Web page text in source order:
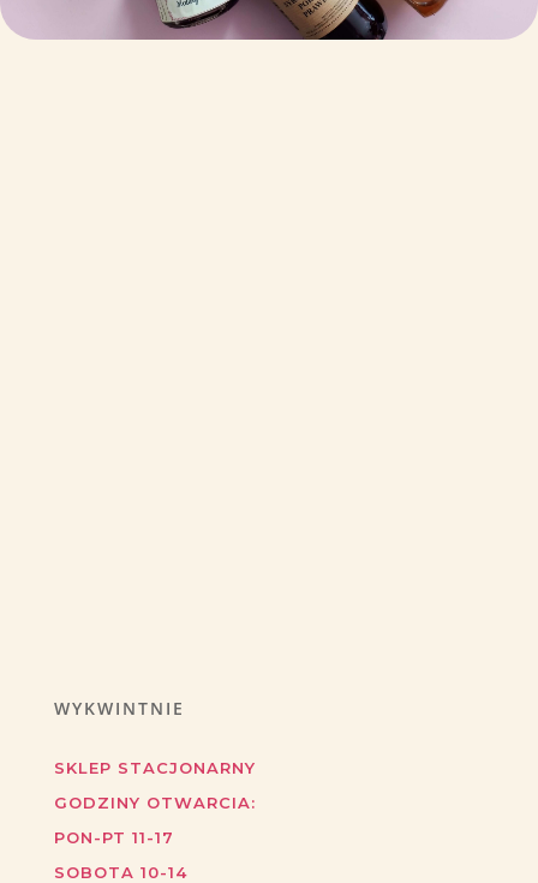
WYKWINTNIE
SKLEP STACJONARNY
GODZINY OTWARCIA:
PON-PT 11-17
SOBOTA 10-14